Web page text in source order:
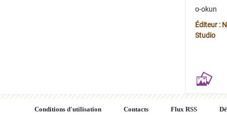
o-okun
Éditeur :
Studio
Conditions d'utilisation Contacts Flux RSS